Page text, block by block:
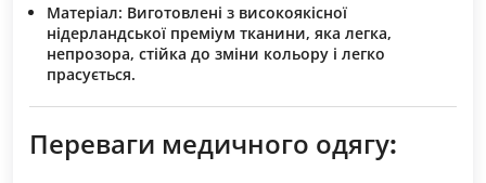
Матеріал: Виготовлені з високоякісної
нідерландської преміум тканини, яка легка,
непрозора, стійка до зміни кольору і легко
прасується.
Переваги медичного одягу: